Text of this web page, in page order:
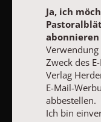
Ja, ich
abonnieren
Zweck des
Verlag
E-Mail-
abbestellen.
Ich bin